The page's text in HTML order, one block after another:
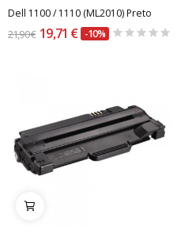
Dell 1100 / 1110 (ML2010) Preto
21,90 € 19,71 € -10%